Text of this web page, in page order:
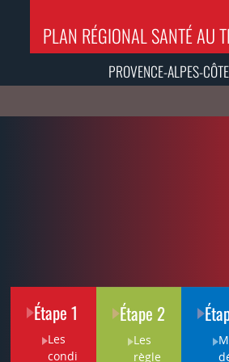
PLAN RÉGIONAL SANTÉ AU
PROVENCE-ALPES-
Étape 1
Les
condi
Étape 2
Les
règle